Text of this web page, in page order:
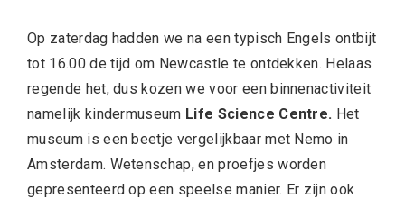
Op zaterdag hadden we na een typisch Engels ontbijt
tot 16.00 de tijd om Newcastle te ontdekken. Helaas
regende het, dus kozen we voor een binnenactiviteit
namelijk kindermuseum Life Science Centre. Het
museum is een beetje vergelijkbaar met Nemo in
Amsterdam. Wetenschap, en proefjes worden
gepresenteerd op een speelse manier. Er zijn ook